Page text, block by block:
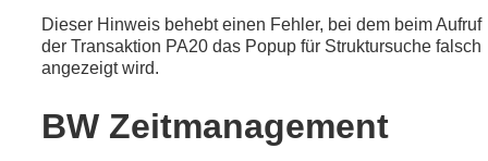
Dieser Hinweis behebt einen Fehler, bei dem beim Aufruf
der Transaktion PA20 das Popup für Struktursuche falsch
angezeigt wird.
BW Zeitmanagement